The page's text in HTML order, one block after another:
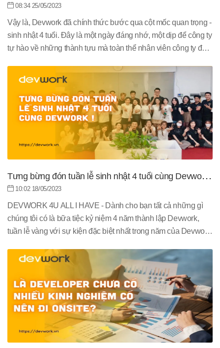
TOURNAMENT
08:34 25/05/2023
Vậy là, Devwork đã chính thức bước qua cột mốc quan trọng -
sinh nhật 4 tuổi. Đây là một ngày đáng nhớ, một dịp để công ty
tự hào về những thành tựu mà toàn thể nhân viên công ty đã
Tưng bừng đón tuần lễ sinh nhật 4 tuổi cùng Devwork
! 10:02 18/05/2023
DEVWORK 4U ALL I HAVE - Dành cho bạn tất cả những gì
chúng tôi có là bữa tiệc kỷ niệm 4 năm thành lập Devwork,
tuần lễ vàng với sự kiện đặc biệt nhất trong năm của Devwork